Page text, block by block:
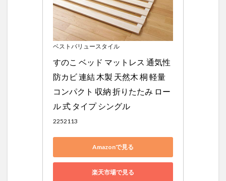
ベストバリュースタイル
すのこ ベッド マットレス 通気性
防カビ 連結 木製 天然木 桐 軽量
コンパクト 収納 折りたたみ ロー
ル 式 タイプ シングル
2252113
Amazonで見る
楽天市場で見る